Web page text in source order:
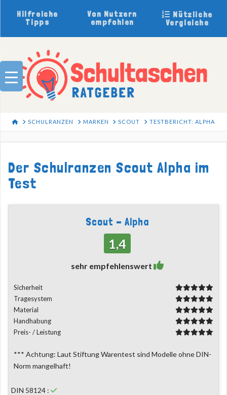
Hilfreiche
Tipps
Von Nutzern
empfohlen
Nützliche
Vergleiche
HOMESCHULRANZEN MARKEN SCOUT TESTBERICHT: ALPHA
Der Schulranzen Scout Alpha im
Test
Scout - Alpha
1,4
sehr empfehlenswert
Sicherheit
Tragesystem
Material
Handhabung
Preis- / Leistung
*** Achtung: Laut Stiftung Warentest sind Modelle ohne DIN-
Norm mangelhaft!
DIN 58124 :